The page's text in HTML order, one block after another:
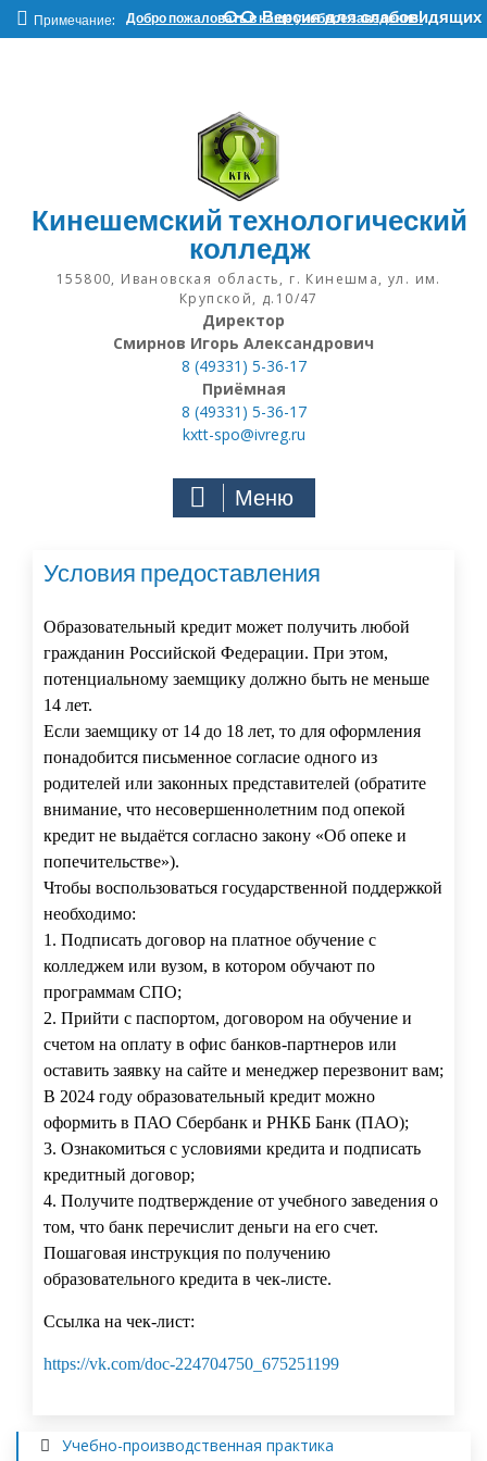
НаверхПримечание: Добро пожаловать в наше учебное заведение!
Версия для слабовидящих
Кинешемский технологический
колледж
155800, Ивановская область, г. Кинешма, ул. им.
Крупской, д.10/47
Директор
Смирнов Игорь Александрович
8 (49331) 5-36-17
Приёмная
8 (49331) 5-36-17
kxtt-spo@ivreg.ru
Меню
Условия предоставления
Образовательный кредит может получить любой
гражданин Российской Федерации. При этом,
потенциальному заемщику должно быть не меньше
14 лет.
Если заемщику от 14 до 18 лет, то для оформления
понадобится письменное согласие одного из
родителей или законных представителей (обратите
внимание, что несовершеннолетним под опекой
кредит не выдаётся согласно закону «Об опеке и
попечительстве»).
Чтобы воспользоваться государственной поддержкой
необходимо:
1. Подписать договор на платное обучение с
колледжем или вузом, в котором обучают по
программам СПО;
2. Прийти с паспортом, договором на обучение и
счетом на оплату в офис банков-партнеров или
оставить заявку на сайте и менеджер перезвонит вам;
В 2024 году образовательный кредит можно
оформить в ПАО Сбербанк и РНКБ Банк (ПАО);
3. Ознакомиться с условиями кредита и подписать
кредитный договор;
4. Получите подтверждение от учебного заведения о
том, что банк перечислит деньги на его счет.
Пошаговая инструкция по получению
образовательного кредита в чек-листе.
Ссылка на чек-лист:
https://vk.com/doc-224704750_675251199
Учебно-производственная практика